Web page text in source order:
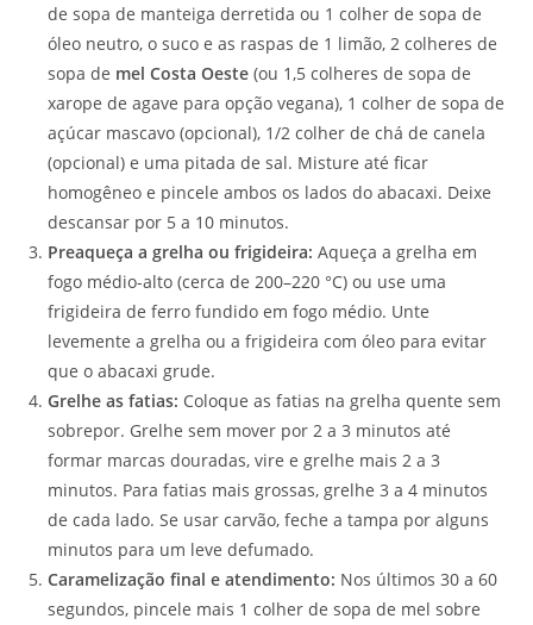
de sopa de manteiga derretida ou 1 colher de sopa de
óleo neutro, o suco e as raspas de 1 limão, 2 colheres de
sopa de mel Costa Oeste (ou 1,5 colheres de sopa de
xarope de agave para opção vegana), 1 colher de sopa de
açúcar mascavo (opcional), 1/2 colher de chá de canela
(opcional) e uma pitada de sal. Misture até ficar
homogêneo e pincele ambos os lados do abacaxi. Deixe
descansar por 5 a 10 minutos.
Preaqueça a grelha ou frigideira: Aqueça a grelha em
fogo médio-alto (cerca de 200–220 °C) ou use uma
frigideira de ferro fundido em fogo médio. Unte
levemente a grelha ou a frigideira com óleo para evitar
que o abacaxi grude.
Grelhe as fatias: Coloque as fatias na grelha quente sem
sobrepor. Grelhe sem mover por 2 a 3 minutos até
formar marcas douradas, vire e grelhe mais 2 a 3
minutos. Para fatias mais grossas, grelhe 3 a 4 minutos
de cada lado. Se usar carvão, feche a tampa por alguns
minutos para um leve defumado.
Caramelização final e atendimento: Nos últimos 30 a 60
segundos, pincele mais 1 colher de sopa de mel sobre